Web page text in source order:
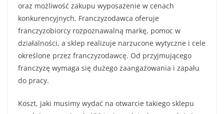
oraz możliwość zakupu wyposażenie w cenach
konkurencyjnych. Franczyzodawca oferuje
franczyzobiorcy rozpoznawalną markę, pomoc w
działalności, a sklep realizuje narzucone wytyczne i cele
określone przez franczyzodawcę. Od przyjmującego
franczyzę wymaga się dużego zaangażowania i zapału
do pracy.
Koszt, jaki musimy wydać na otwarcie takiego sklepu